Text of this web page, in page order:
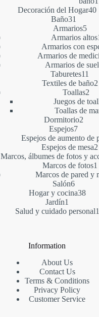
Decoración del Hogar40
Baño31
Armarios55
Armarios altos
Armarios con
Armarios de
Armarios de
Taburetes11
Textiles de baño22
Toallas2
Juegos de
Toallas de
Dormitorio22
Espejos77
Espejos de aumento de
Espejos de mesa2
Marcos, álbumes de fotos y
Marcos de fotos1
Marcos de pared y
Salón66
Hogar y cocina3838
Jardín1
producto
Salud y cuidado personal1
Information
About Us
Contact Us
Terms & Conditions
Privacy Policy
Customer Service